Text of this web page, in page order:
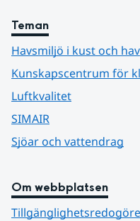
Teman
Havsmiljö i kust och hav
Kunskapscentrum för
Luftkvalitet
SIMAIR
Sjöar och vattendrag
Om webbplatsen